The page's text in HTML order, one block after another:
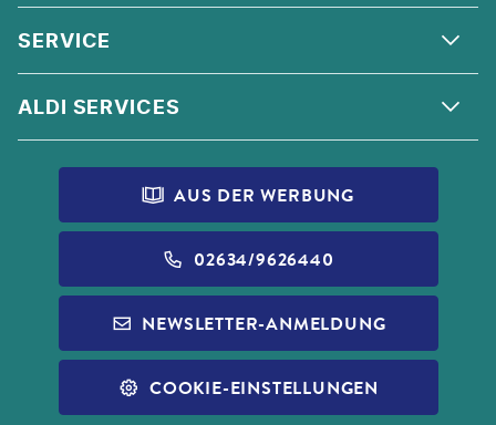
ORIENT
NORDSEE
IRLAND
MSC CRUISES
HOLLAND AMERICA LINE
AIDA
PRINCESS CRUISES
NORWEGIAN CRUISE LINE
ÜBER UNS
QUALITÄT
IMPRESSUM
INFOS ZUR PAUSCHALREISE
REISECHECKLISTE
SERVICE
KONTAKT
HILFE & FAQ
REISEVERSICHERUNG
WIDERRUF VERSICHERUNGEN
REISEFÜHRER
ALLE SERVICES
ZUG ZUM FLUG
ALDI SERVICES
ALDI TALK
ALDI GESCHENKGUTSCHEINE
ALDI MUSIC
ALDI NORD
AUS DER WERBUNG
02634/9626440
NEWSLETTER-ANMELDUNG
COOKIE-EINSTELLUNGEN